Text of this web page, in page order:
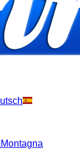
Montagna